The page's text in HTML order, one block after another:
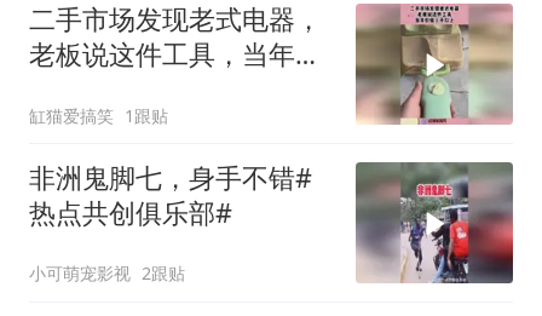
二手市场发现老式电器，
老板说这件工具，当年价
缸猫爱搞笑 1跟贴
非洲鬼脚七，身手不错#
热点共创俱乐部#
小可萌宠影视 2跟贴